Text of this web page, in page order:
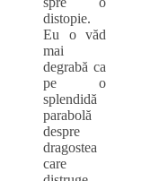
distopie.
Eu o văd
mai
degrabă ca
pe o
splendidă
parabolă
despre
dragostea
care